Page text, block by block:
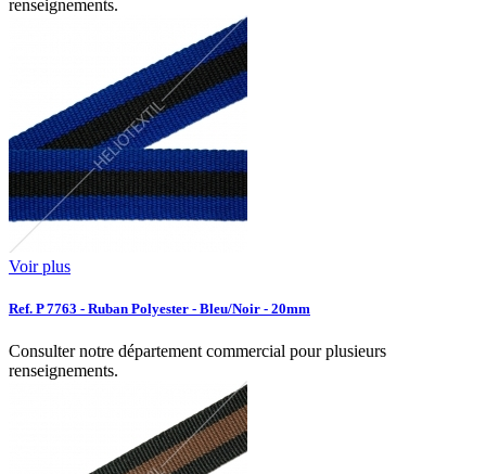
renseignements.
Voir plus
Ref. P 7763 - Ruban Polyester - Bleu/Noir - 20mm
Consulter notre département commercial pour plusieurs
renseignements.